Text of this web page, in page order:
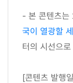
- 본 콘텐츠는
국이 열광할
터의 시선으
[콘텐츠 발행